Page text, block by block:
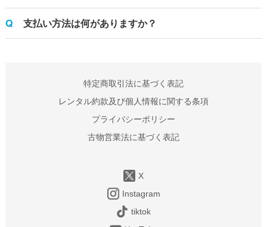
支払い方法は何がありますか？
特定商取引法に基づく表記
レンタル約款及び個人情報に関する条項
プライバシーポリシー
古物営業法に基づく表記
X
Instagram
tiktok